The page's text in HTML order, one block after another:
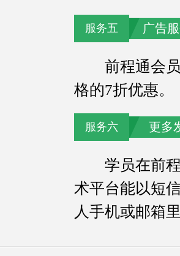
服务五 广告
前程通会员
格的7折优惠。
服务六 更多
学员在前程通会员页面提交的报名咨询